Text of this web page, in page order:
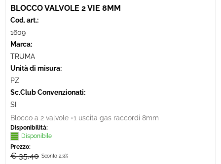
BLOCCO VALVOLE 2 VIE 8MM
Cod. art.:
1609
Marca:
TRUMA
Unità di misura:
PZ
Sc.Club Convenzionati:
SI
Blocco a 2 valvole +1 uscita gas raccordi 8mm
Disponibilità:
Disponibile
Prezzo:
€ 35,40 Sconto 2.3%